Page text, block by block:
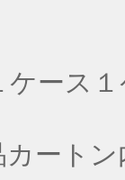
ース
カート